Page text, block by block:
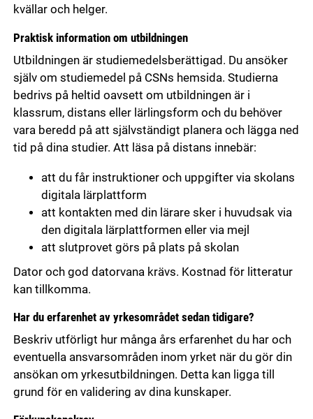
kvällar och helger.
Praktisk information om utbildningen
Utbildningen är studiemedelsberättigad. Du ansöker
själv om studiemedel på CSNs hemsida. Studierna
bedrivs på heltid oavsett om utbildningen är i
klassrum, distans eller lärlingsform och du behöver
vara beredd på att självständigt planera och lägga ned
tid på dina studier. Att läsa på distans innebär:
att du får instruktioner och uppgifter via skolans
digitala lärplattform
att kontakten med din lärare sker i huvudsak via
den digitala lärplattformen eller via mejl
att slutprovet görs på plats på skolan
Dator och god datorvana krävs. Kostnad för litteratur
kan tillkomma.
Har du erfarenhet av yrkesområdet sedan tidigare?
Beskriv utförligt hur många års erfarenhet du har och
eventuella ansvarsområden inom yrket när du gör din
ansökan om yrkesutbildningen. Detta kan ligga till
grund för en validering av dina kunskaper.